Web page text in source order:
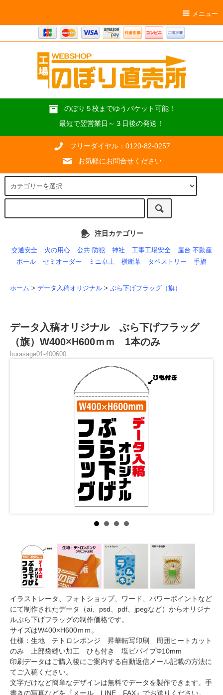
メニュー
のぼり５枚までゆうパケット可能！
最短で翌営業日～３日後の発送！
フリーダイヤル：0120-82-0257
お気軽にお問合せください
注目カテゴリー
交通安全 火の用心 公共 防犯 神社 工事工場安全
屋台 不動産
ポール
セミオーダー ミニ卓上 横断幕 タペストリー 手旗
ホーム > データ入稿オリジナル > ぶら下げフラッグ（旗）
データ入稿オリジナル ぶら下げフラッグ
（旗）W400×H600ｍｍ 1本のみ
burasage01-400600
イラストレータ、フォトショップ、ワード、パワーポイントなど
にて制作されたデータ（ai、psd、pdf、jpegなど）からオリジナ
ルぶら下げフラッグの制作価格です。
サイズはW400×H600ｍｍ。
仕様：生地 テトロンポンジ 昇華転写印刷 周囲ヒートカット
のみ 上部袋縫い加工 ひも付き 塩ビパイプΦ10mm
印刷データはご購入後にご案内する自動返信メール記載の方法に
てご入稿ください。
文字だけなど簡単なデザインは無料でデータを製作できます。手
書きの写真などを 『メール、LINE、FAX』 でお送りください。